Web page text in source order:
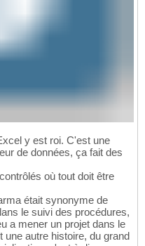
y est roi. C'est une
de données, ça fait des
où tout doit être
était synonyme de
le suivi des procédures,
a mener un projet dans le
une autre histoire, du grand